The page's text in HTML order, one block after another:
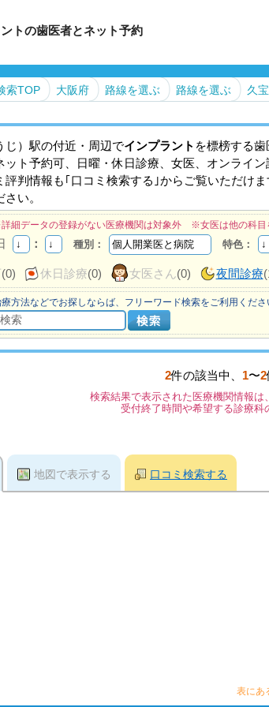
トの歯医者とネット予約
索TOP 大阪府 路線を選ぶ 路線を選ぶ 久
じ）駅の付近・周辺でインプラント を標榜する歯
ット予約可、日曜・休日診療、女医、オンライ
評判情報も｢口コミ検索する｣からご覧いただけ
い。
細データの登録がない医療機関は対象外 ※女医は他の科目
： 種別： 特色：
(0) 休日診療(0) 女医さん(0) 夜間診療
方法などでお探しならば、フリーワード検索をご利用くだ
2件の該当中、 1〜2
検索結果で表示された医療機関情報は
受付終了時間や希望する診療科
地図で表示する 口コミ検索する
表にあ